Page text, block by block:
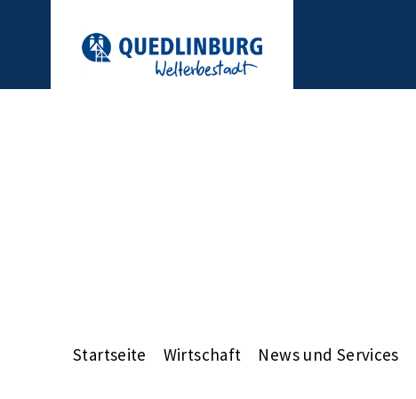
Startseite Wirtschaft News und Services